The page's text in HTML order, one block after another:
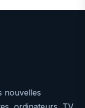
nouvelles